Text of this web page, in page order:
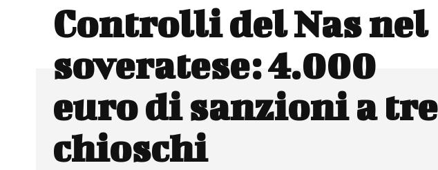
Controlli del Nas nel
soveratese: 4.000
euro di sanzioni a tre
chioschi